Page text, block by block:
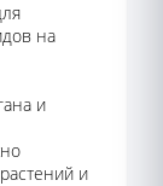
на
и
и